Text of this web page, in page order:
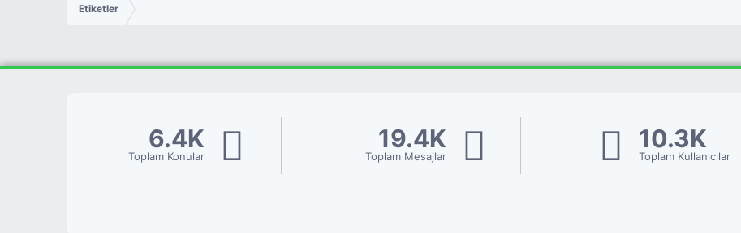
Etiketler
6.4K
Toplam Konular
19.4K
Toplam Mesajlar
10.3K
Toplam Kullanıcılar